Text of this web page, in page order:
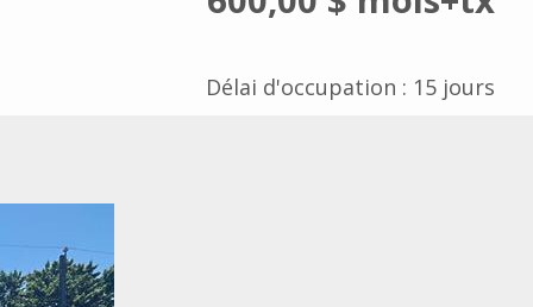
Délai d'occupation : 15 jours